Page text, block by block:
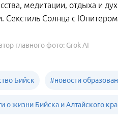
медитации, отдыха и
Секстиль Солнца с
главного фото: Grok AI
Бийск #новости
о жизни Бийска и Алтайского